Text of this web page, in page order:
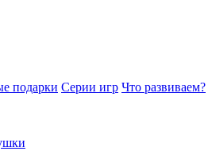
подарки Серии игр Что развиваем?